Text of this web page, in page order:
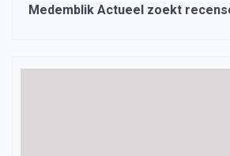
Medemblik Actueel zoekt